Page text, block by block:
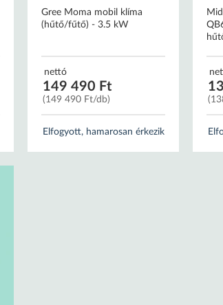
Gree Moma mobil klíma
(hűtő/fűtő) - 3.5 kW
nettó
149 490 Ft
(149 490 Ft/db)
Elfogyott, hamarosan érkezik